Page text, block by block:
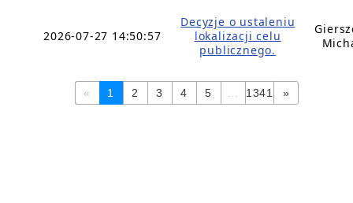
2026-07-27 14:50:57
Decyzje o ustaleniu
lokalizacji celu
publicznego.
« 1 2 3 4 5 1341 »